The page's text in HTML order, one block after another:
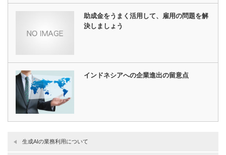
助成金をうまく活用して、雇用の問題を解
決しましょう
インドネシアへの企業進出の留意点
生成AIの業務利用について